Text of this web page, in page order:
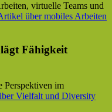
virtuelle Teams und
über mobiles Arbeiten
Fähigkeit
Perspektiven im
Vielfalt und Diversity